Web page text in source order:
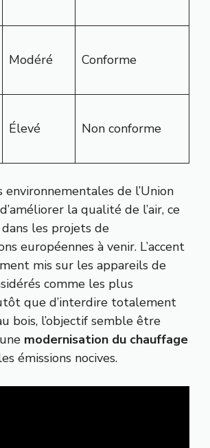
Modéré Conforme
Élevé Non conforme
de l’Union
la qualité de l’air, ce
les projets de
européennes à venir. L’accent
mis sur les appareils de
comme les plus
que d’interdire totalement
bois, l’objectif semble être
modernisation du chauffage
émissions nocives.